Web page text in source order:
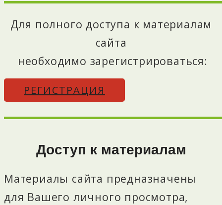
Для полного доступа к материалам
сайта
необходимо зарегистрироваться:
РЕГИСТРАЦИЯ
Доступ к материалам
Материалы сайта предназначены
для Вашего личного просмотра,